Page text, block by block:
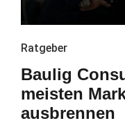
Ratgeber
Baulig
meisten
ausbrennen